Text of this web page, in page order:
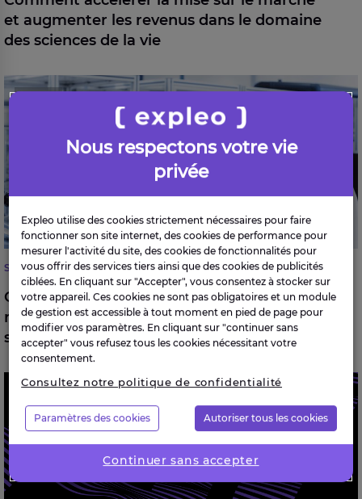
et augmenter les revenus dans le domaine
des sciences de la vie
Gestion des risques et de la conformité
réglementaire dans le domaine des sciences de la vie
SCIENCES DE LA VIE
Gestion des risques et de la conformité
réglementaire dans le domaine des
sciences de la vie
Découvrez comment intégrer l’IA à grande échelle
dans votre entreprise
Nous respectons votre vie
privée
Expleo utilise des cookies strictement nécessaires pour faire
fonctionner son site internet, des cookies de performance pour
mesurer l'activité du site, des cookies de fonctionnalités pour
vous offrir des services tiers ainsi que des cookies de publicités
ciblées. En cliquant sur "Accepter", vous consentez à stocker sur
votre appareil. Ces cookies ne sont pas obligatoires et un module
de gestion est accessible à tout moment en pied de page pour
modifier vos paramètres. En cliquant sur "continuer sans
accepter" vous refusez tous les cookies nécessitant votre
consentement.
Consultez notre politique de confidentialité
Paramètres des cookies Autoriser tous les cookies
Continuer sans accepter